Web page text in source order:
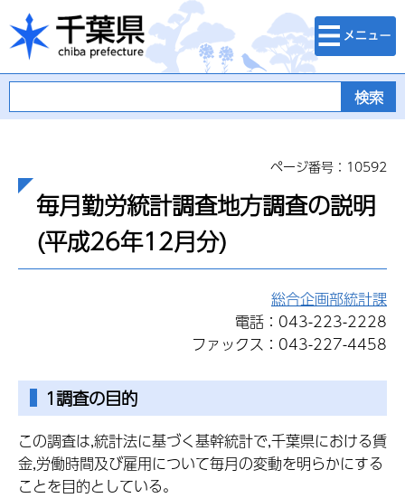
千葉県
検索・メニュ
ー
ページ番号：10592
毎月勤労統計調査地方調査の説明
(平成26年12月分)
総合企画部統計課
電話：043-223-2228
ファックス：043-227-4458
1調査の目的
この調査は,統計法に基づく基幹統計で,千葉県における賃
金,労働時間及び雇用について毎月の変動を明らかにする
ことを目的としている。